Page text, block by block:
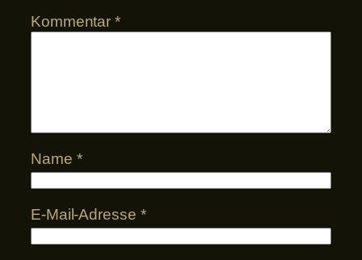
Kommentar*
Name *
E-Mail-Adresse *